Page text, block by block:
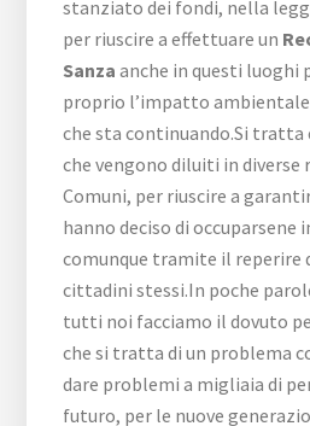
stanziato dei fondi, nella
per riuscire a effettuare un
Sanza anche in questi luoghi
proprio l’impatto
che sta continuando.Si tratta
che vengono diluiti in
Comuni, per riuscire a
hanno deciso di occuparsene
comunque tramite il reperire
cittadini stessi.In poche
tutti noi facciamo il dovuto
che si tratta di un problema
dare problemi a migliaia di
futuro, per le nuove